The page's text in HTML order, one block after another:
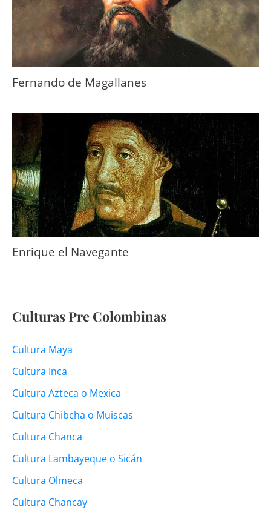
Fernando de Magallanes
Enrique el Navegante
Culturas Pre Colombinas
Cultura Maya
Cultura Inca
Cultura Azteca o Mexica
Cultura Chibcha o Muiscas
Cultura Chanca
Cultura Lambayeque o Sicán
Cultura Olmeca
Cultura Chancay